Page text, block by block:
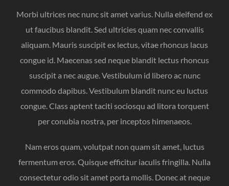
Morbi ultrices nec nunc sit amet varius. Nulla eleifend ex
ut faucibus blandit. Sed ultricies quam nec convallis
aliquam. Mauris suscipit ex lectus, vitae rhoncus lacus
congue id. Maecenas sed neque blandit lectus rhoncus
suscipit a nec augue. Vestibulum id libero ac nunc
commodo dapibus. Vestibulum blandit nunc eu luctus
congue. Class aptent taciti sociosqu ad litora torquent
per conubia nostra, per inceptos himenaeos.
Nam eros quam, volutpat non quam sit amet, luctus
fermentum eros. Quisque efficitur iaculis fringilla. Nulla
consectetur odio sit amet porta mollis. Donec at neque